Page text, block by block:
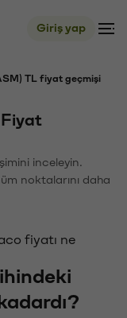
Giriş yap
TL fiyat geçmişi
inceleyin.
noktalarını daha
fiyatı ne